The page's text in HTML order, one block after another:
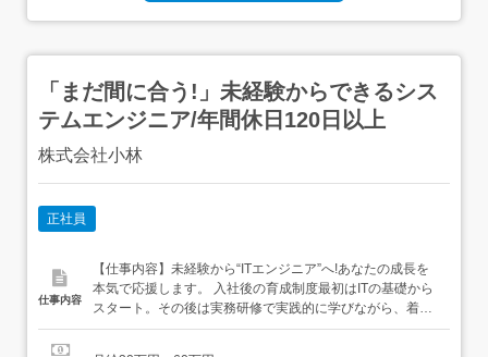
「まだ間に合う!」未経験からできるシス
テムエンジニア/年間休日120日以上
株式会社小林
正社員
仕事内容
【仕事内容】未経験から“ITエンジニア”へ!あなたの成長を
本気で応援します。 入社後の育成制度最初はITの基礎から
スタート。その後は実務研修で実践的に学びながら、着実
にスキルアップできます。経験豊富なエンジニアがあなた